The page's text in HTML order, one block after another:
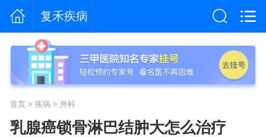
复禾疾病
首页> 疾病 > 外科
乳腺癌锁骨淋巴结肿大怎么治疗